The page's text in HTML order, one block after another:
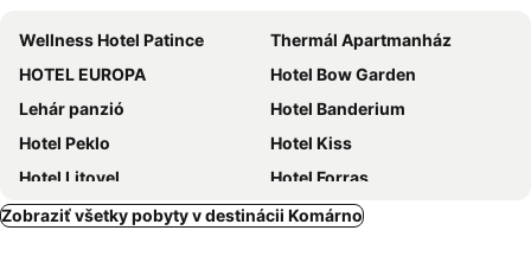
Wellness Hotel Patince
Thermál Apartmanház
HOTEL EUROPA
Hotel Bow Garden
Lehár panzió
Hotel Banderium
Hotel Peklo
Hotel Kiss
Hotel Litovel
Hotel Forras
Bokros
Kocsis Panzió és Étterem
Zobraziť všetky pobyty v destinácii Komárno